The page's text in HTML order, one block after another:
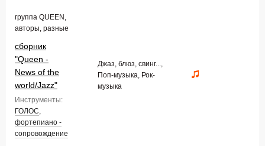
группа QUEEN,
авторы, разные
сборник
"Queen -
News of the
world/Jazz"
Инструменты:
ГОЛОС,
фортепиано -
сопровождение
Джаз, блюз, свинг...,
Поп-музыка, Рок-
музыка